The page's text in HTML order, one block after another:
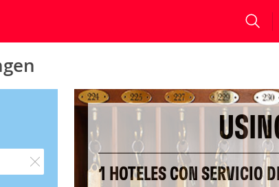
1 HOTELES CON SERVICIO